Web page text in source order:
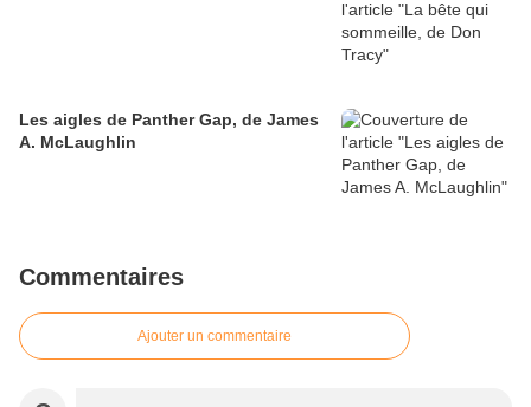
Les aigles de Panther Gap, de James
A. McLaughlin
Commentaires
Ajouter un commentaire